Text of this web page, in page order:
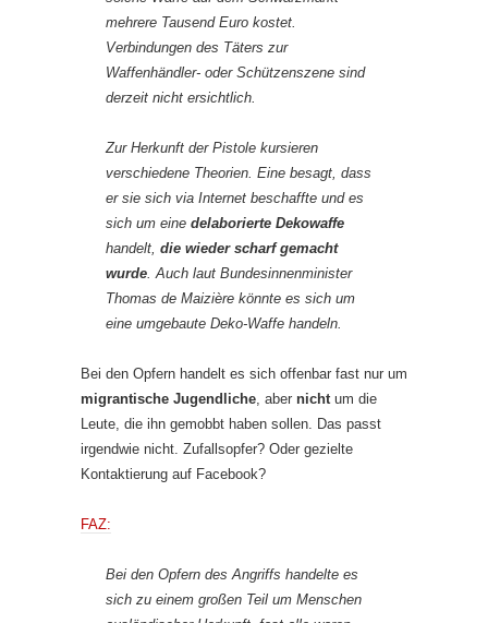
mehrere Tausend Euro kostet.
Verbindungen des Täters zur
Waffenhändler- oder Schützenszene sind
derzeit nicht ersichtlich.
Zur Herkunft der Pistole kursieren
verschiedene Theorien. Eine besagt, dass
er sie sich via Internet beschaffte und es
sich um eine delaborierte Dekowaffe
handelt, die wieder scharf gemacht
wurde . Auch laut Bundesinnenminister
Thomas de Maizière könnte es sich um
eine umgebaute Deko-Waffe handeln.
Bei den Opfern handelt es sich offenbar fast nur um
migrantische Jugendliche , aber nicht um die
Leute, die ihn gemobbt haben sollen. Das passt
irgendwie nicht. Zufallsopfer? Oder gezielte
Kontaktierung auf Facebook?
FAZ:
Bei den Opfern des Angriffs handelte es
sich zu einem großen Teil um Menschen